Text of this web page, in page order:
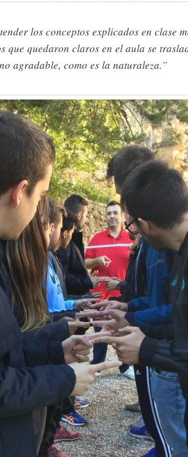
los conceptos explicados en clase
que quedaron claros en el aula se
agradable, como es la naturaleza.”